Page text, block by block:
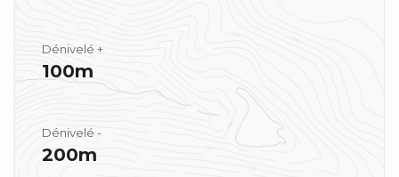
Dénivelé +
100m
Dénivelé -
200m